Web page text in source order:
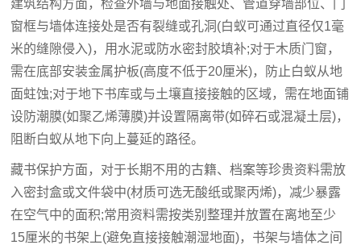
建筑结构方面，检查外墙与地面接触处、管道穿墙部位、门
窗框与墙体连接处是否有裂缝或孔洞(白蚁可通过直径仅1毫
米的缝隙侵入)，用水泥或防水密封胶填补;对于木质门窗，
需在底部安装金属护板(高度不低于20厘米)，防止白蚁从地
面蛀蚀;对于地下书库或与土壤直接接触的区域，需在地面铺
设防潮膜(如聚乙烯薄膜)并设置隔离带(如碎石或混凝土层)，
阻断白蚁从地下向上蔓延的路径。
藏书保护方面，对于长期不用的古籍、档案等珍贵资料需放
入密封盒或文件袋中(材质可选无酸纸或聚丙烯)，减少暴露
在空气中的面积;常用资料需按类别整理并放置在离地至少
15厘米的书架上(避免直接接触潮湿地面)，书架与墙体之间